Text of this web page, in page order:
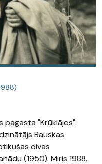
pagasta "Krūklājos".
Bauskas
divas
(1950). Miris 1988.